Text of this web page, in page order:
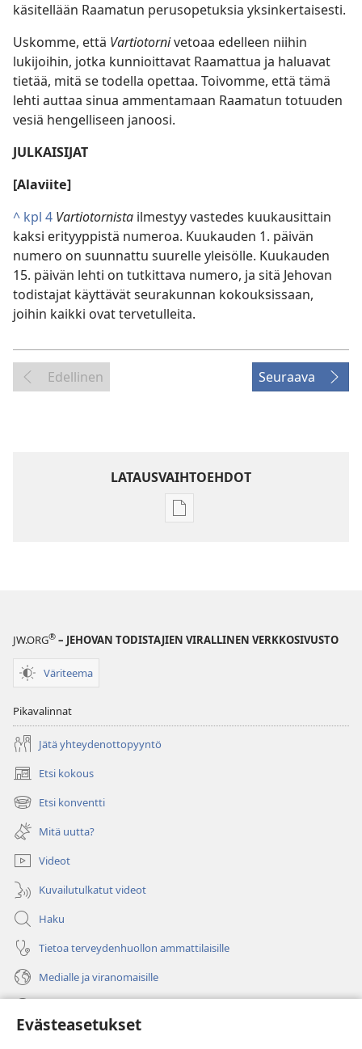
Evästeasetukset
käsitellään Raamatun perusopetuksia yksinkertaisesti.
Uskomme, että Vartiotornivetoaa edelleen niihin
lukijoihin, jotka kunnioittavat Raamattua ja haluavat
tietää, mitä se todella opettaa. Toivomme, että tämä
lehti auttaa sinua ammentamaan Raamatun totuuden
vesiä hengelliseen janoosi.
JULKAISIJAT
[Alaviite]
^ kpl 4 Vartiotornista ilmestyy vastedes kuukausittain
kaksi erityyppistä numeroa. Kuukauden 1. päivän
numero on suunnattu suurelle yleisölle. Kuukauden
15. päivän lehti on tutkittava numero, ja sitä Jehovan
todistajat käyttävät seurakunnan kokouksissaan,
joihin kaikki ovat tervetulleita.
Edellinen Seuraava
LATAUSVAIHTOEHDOT
Julkaisujen
JW.ORG® – JEHOVAN TODISTAJIEN VIRALLINEN VERKKOSIVUSTO
Väriteema
Pikavalinnat
Jätä yhteydenottopyyntö
Etsi kokous
(avaa
uuden
ikkunan)
Etsi konventti
(avaa
uuden
ikkunan)
Mitä uutta?
Videot
Kuvailutulkatut videot
Haku
Tietoa terveydenhuollon ammattilaisille
Medialle ja viranomaisille